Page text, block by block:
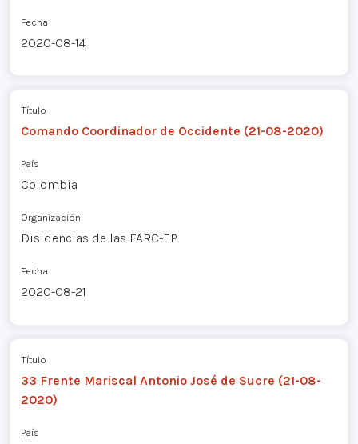
Fecha
2020-08-14
Título
Comando Coordinador de Occidente (21-08-2020)
País
Colombia
Organización
Disidencias de las FARC-EP
Fecha
2020-08-21
Título
33 Frente Mariscal Antonio José de Sucre (21-08-
2020)
País